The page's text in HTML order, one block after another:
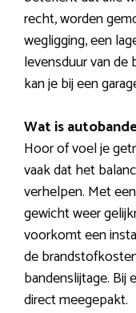
recht, worden
wegligging, een
levensduur van de
kan je bij een
Wat is
Hoor of voel je
vaak dat het
verhelpen. Met
gewicht weer
voorkomt een
de
bandenslijtage. Bij
direct meegepakt.